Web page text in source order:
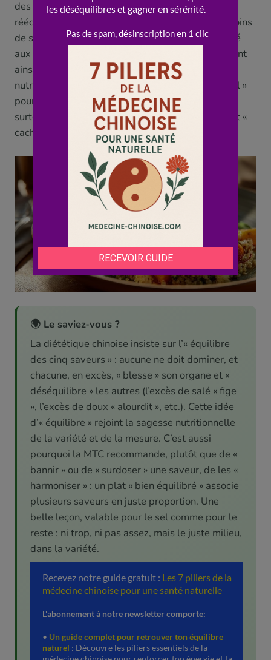
des herbes, des épices, du citron, de l’ail), et «
rééduquer » son goût (le palais s’habitue vite à moins
de sel). La diététique chinoise, en associant le salé
aux Reins tout en insistant sur la modération, rejoint
ainsi parfaitement les recommandations
nutritionnelles modernes : un peu de salé « naturel »
pour les minéraux et le « soutien » des Reins, mais
surtout, beaucoup moins de sel « excédentaire » et «
caché ».
🌍 Le saviez-vous ?
La diététique chinoise insiste sur l’« équilibre
des cinq saveurs » : aucune ne doit dominer, et
chacune, en excès, « blesse » son organe et «
déséquilibre » les autres (l’excès de salé « fige
», l’excès de doux « alourdit », etc.). Cette idée
d’« équilibre » rejoint la sagesse nutritionnelle
de la variété et de la mesure. C’est aussi
pourquoi la MTC recommande, plutôt que de «
bannir » ou de « surdoser » une saveur, de les «
harmoniser » : un plat « bien équilibré » associe
plusieurs saveurs en juste proportion. Une
belle leçon, valable pour le sel comme pour le
reste : ni trop, ni pas assez, mais le juste milieu,
dans la variété.